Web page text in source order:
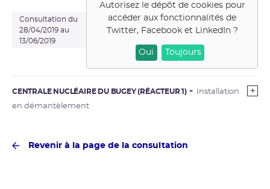
Consultation du
28/04/2019 au
13/06/2019
Autorisez le dépôt de cookies pour
accéder aux fonctionnalités de
Twitter, Facebook et LinkedIn?
Oui Toujours
CENTRALE NUCLÉAIRE DU BUGEY (RÉACTEUR 1)
Installation
en démantèlement
Revenir à la page de la consultation